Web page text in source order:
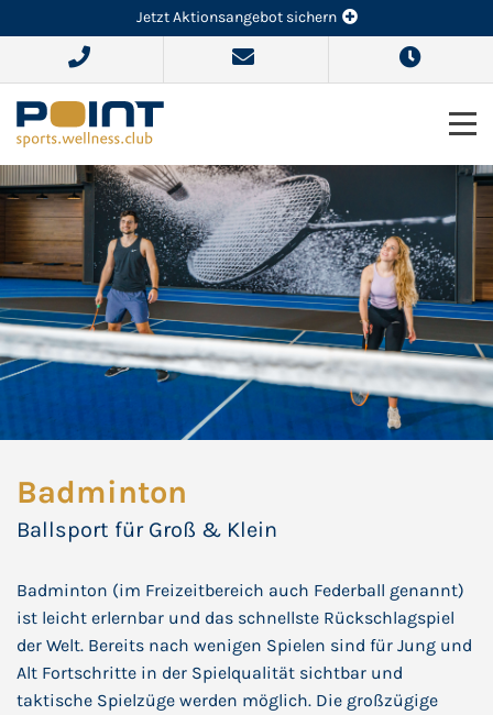
Jetzt Aktionsangebot sichern
Badminton
Ballsport für Groß & Klein
Badminton (im Freizeitbereich auch Federball genannt)
ist leicht erlernbar und das schnellste Rückschlagspiel
der Welt. Bereits nach wenigen Spielen sind für Jung und
Alt Fortschritte in der Spielqualität sichtbar und
taktische Spielzüge werden möglich. Die großzügige